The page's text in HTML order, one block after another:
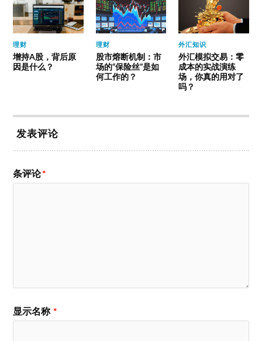
理财
增持A股，背后原
因是什么？
理财
股市熔断机制：市
场的“保险丝”是如
何工作的？
外汇知识
外汇模拟交易：零
成本的实战演练
场，你真的用对了
吗？
发表评论
条评论*
显示名称 *